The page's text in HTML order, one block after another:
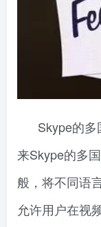
Skype的
来Skype的多
般，将不同语
允许用户在视